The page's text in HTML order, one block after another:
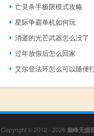
亡灵杀手极限模式攻略
星际争霸单机如何玩
消逝的光芒武器怎么没了
过年放假后怎么回家
艾尔登法环怎么可以随便
Copyright © 2012 - 2026 巅峰无损